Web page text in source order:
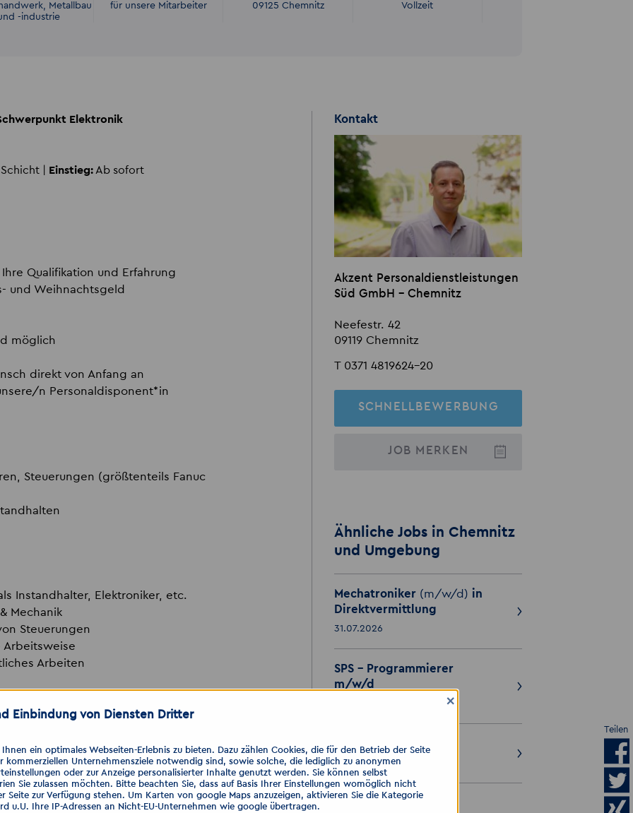
Metallbau
-industrie
für unsere Mitarbeiter
09125 Chemnitz
Vollzeit
Elektronik
| Einstieg:Ab sofort
Qualifikation und Erfahrung
und Weihnachtsgeld
möglich
direkt von Anfang an
n Personaldisponent*in
Steuerungen (größtenteils Fanuc
Instandhalter, Elektroniker, etc.
Mechanik
Steuerungen
Arbeitsweise
Arbeiten
der folgenden Kanäle. Nutzen Sie
per Lieblingsmessenger.
Kontakt
Akzent Personaldienstleistungen
Süd GmbH - Chemnitz
Neefestr. 42
09119 Chemnitz
T 0371 4819624-20
SCHNELLBEWERBUNG
JOB MERKEN
Ähnliche Jobs in Chemnitz
und Umgebung
Mechatroniker (m/w/d) in
Direktvermittlung
31.07.2026
SPS - Programmierer
m/w/d
Mechatroniker m/w/d
31.07.2026
Teilen
Einbindung von Diensten Dritter
×
ein optimales Webseiten-Erlebnis zu bieten. Dazu zählen Cookies, die für den Betrieb der Seite
kommerziellen Unternehmensziele notwendig sind, sowie solche, die lediglich zu anonymen
oder zur Anzeige personalisierter Inhalte genutzt werden. Sie können selbst
Sie zulassen möchten. Bitte beachten Sie, dass auf Basis Ihrer Einstellungen womöglich nicht
Seite zur Verfügung stehen. Um Karten von google Maps anzuzeigen, aktivieren Sie die Kategorie
u.U. Ihre IP-Adressen an Nicht-EU-Unternehmen wie google übertragen.